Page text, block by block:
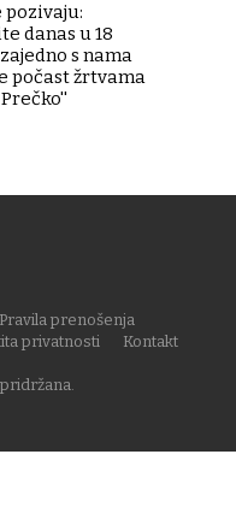
pozivaju:
danas u 18
s nama
počast žrtvama
Pravila prenošenja
privatnosti
Kontakt